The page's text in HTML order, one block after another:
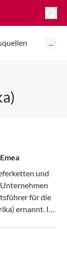
...
und
für die
ernannt. In